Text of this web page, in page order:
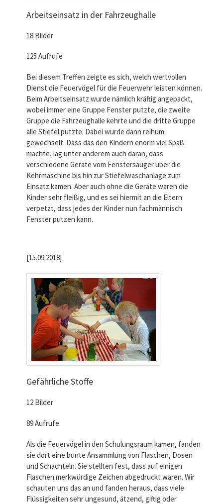
Arbeitseinsatz in der Fahrzeughalle
18 Bilder
125 Aufrufe
Bei diesem Treffen zeigte es sich, welch wertvollen
Dienst die Feuervögel für die Feuerwehr leisten können.
Beim Arbeitseinsatz wurde nämlich kräftig angepackt,
wobei immer eine Gruppe Fenster putzte, die zweite
Gruppe die Fahrzeughalle kehrte und die dritte Gruppe
alle Stiefel putzte. Dabei wurde dann reihum
gewechselt. Dass das den Kindern enorm viel Spaß
machte, lag unter anderem auch daran, dass
verschiedene Geräte vom Fenstersauger über die
Kehrmaschine bis hin zur Stiefelwaschanlage zum
Einsatz kamen. Aber auch ohne die Geräte waren die
Kinder sehr fleißig, und es sei hiermit an die Eltern
verpetzt, dass jedes der Kinder nun fachmännisch
Fenster putzen kann.
[15.09.2018]
Gefährliche Stoffe
12 Bilder
89 Aufrufe
Als die Feuervögel in den Schulungsraum kamen, fanden
sie dort eine bunte Ansammlung von Flaschen, Dosen
und Schachteln. Sie stellten fest, dass auf einigen
Flaschen merkwürdige Zeichen abgedruckt waren. Wir
schauten uns das an und fanden heraus, dass viele
Flüssigkeiten sehr ungesund, ätzend, giftig oder